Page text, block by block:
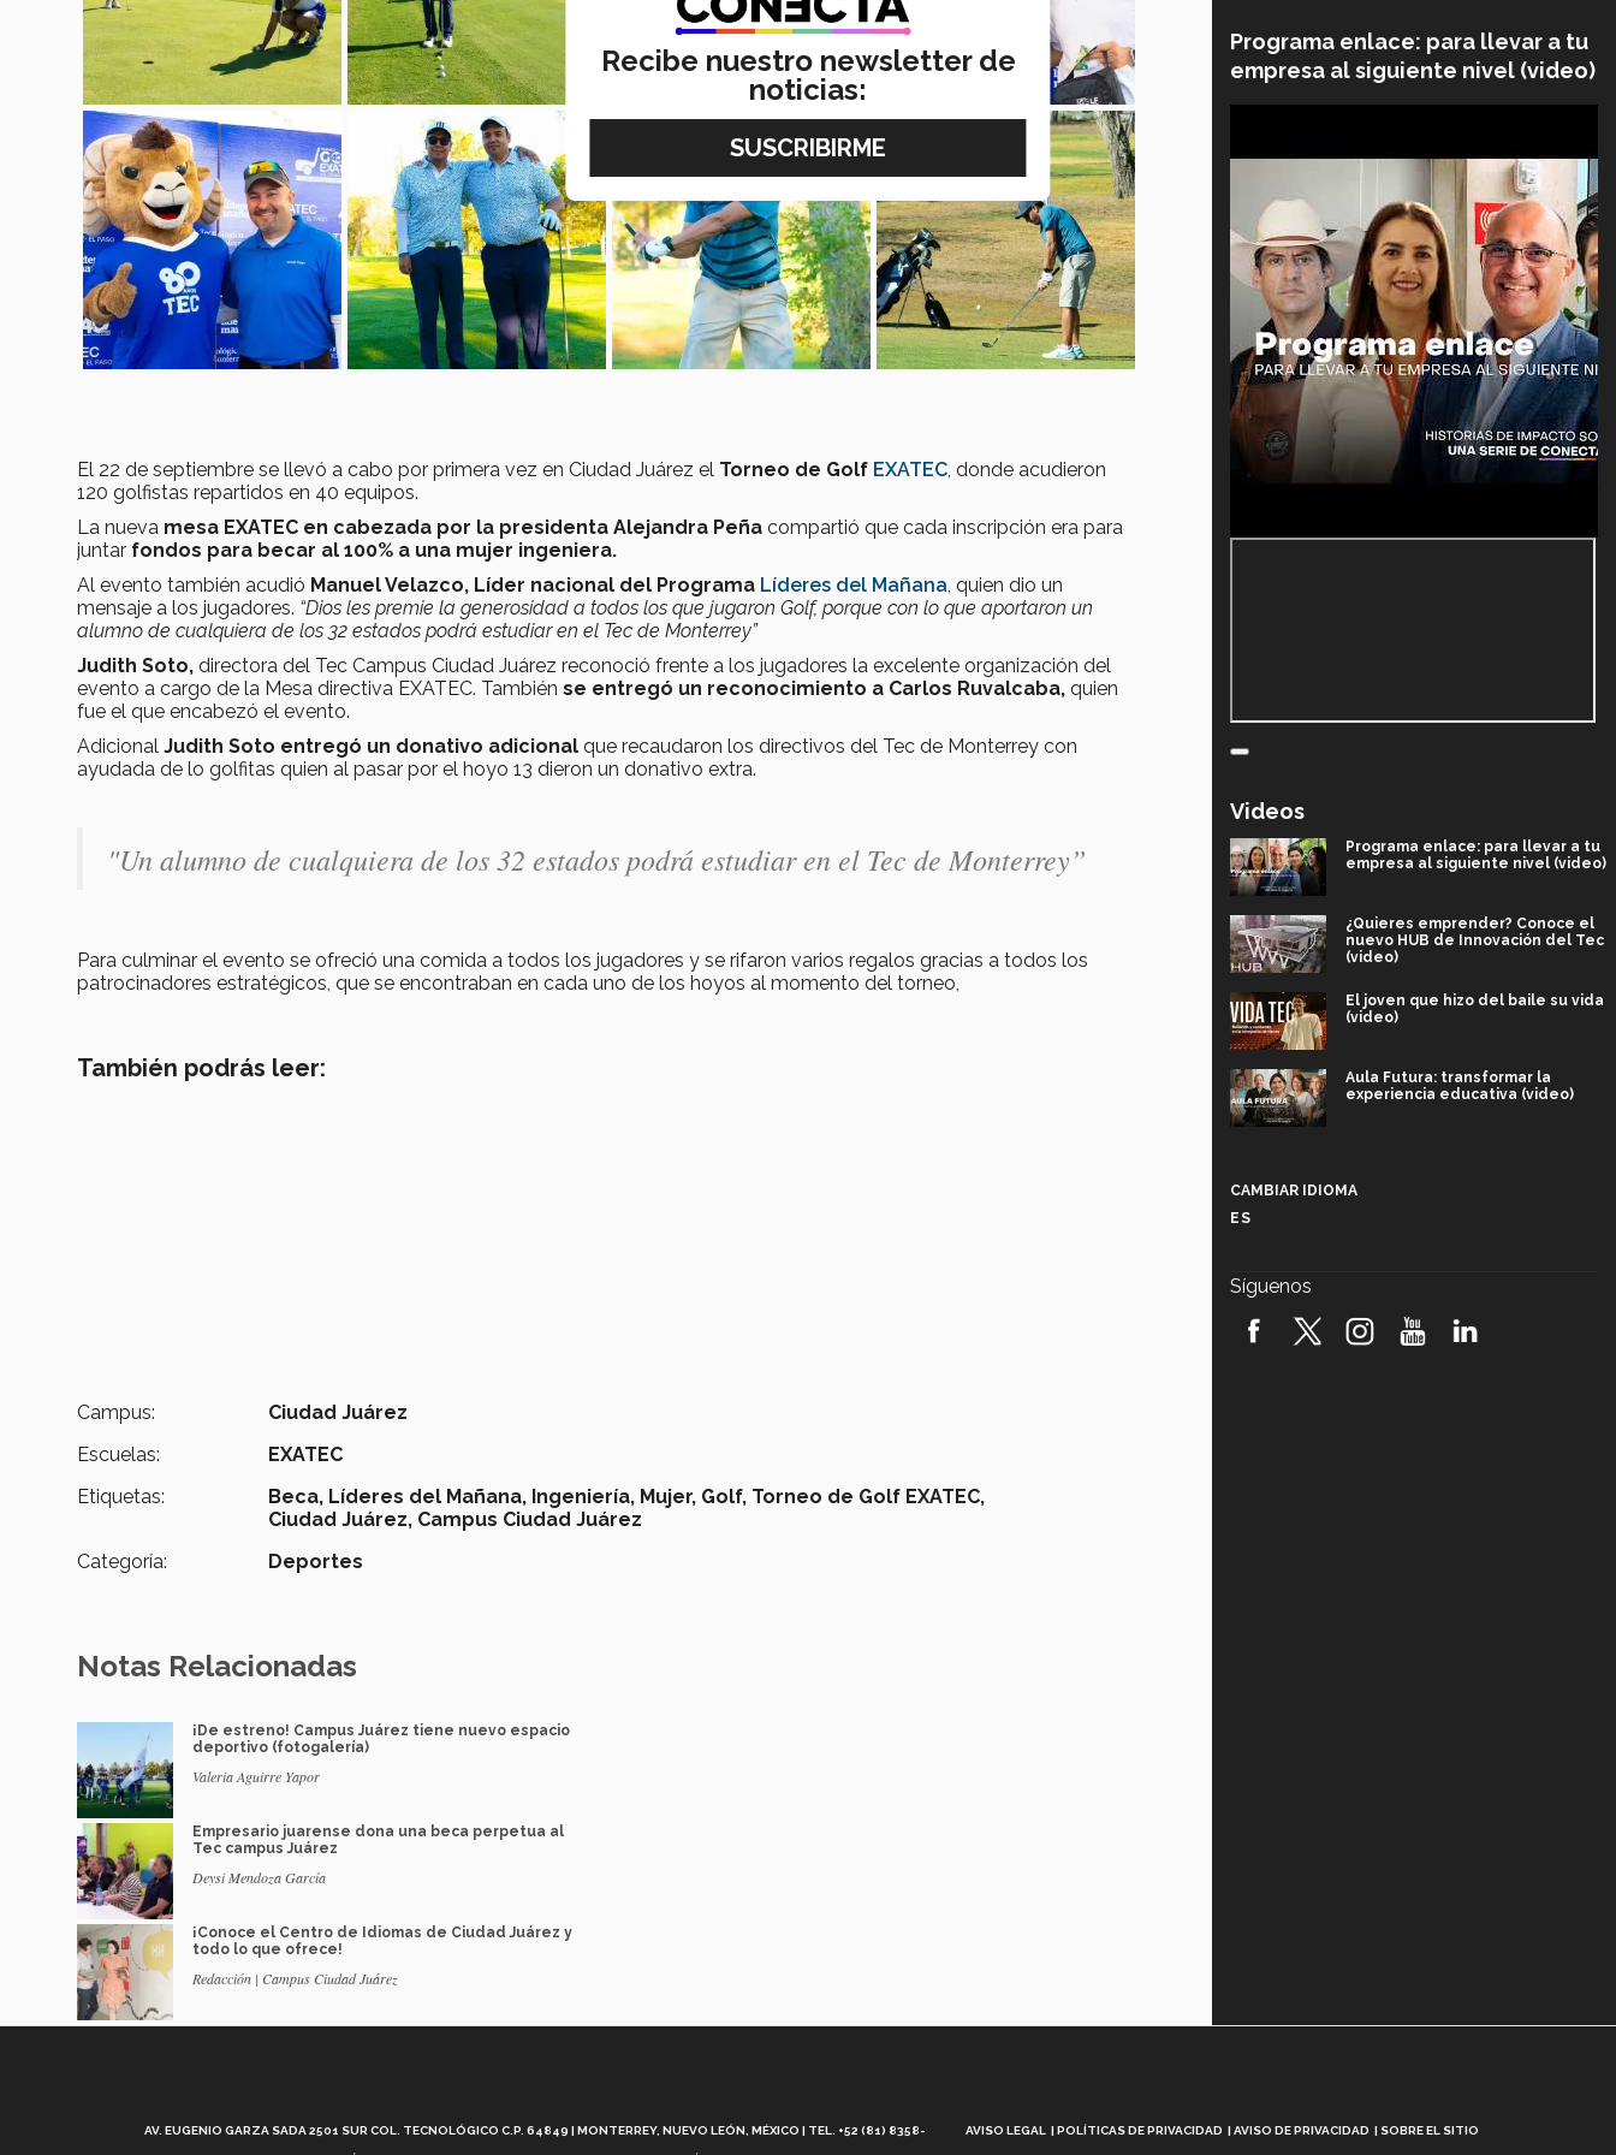
El 22 de septiembre se llevó a cabo por primera vez en Ciudad Juárez el Torneo de Golf EXATEC, donde acudieron
120 golfistas repartidos en 40 equipos.
La nueva mesa EXATEC en cabezada por la presidenta Alejandra Peña compartió que cada inscripción era para
juntar fondos para becar al 100% a una mujer ingeniera.
Al evento también acudió Manuel Velazco, Líder nacional del Programa Líderes del Mañana, quien dio un
mensaje a los jugadores. “Dios les premie la generosidad a todos los que jugaron Golf, porque con lo que aportaron un
alumno de cualquiera de los 32 estados podrá estudiar en el Tec de Monterrey”
Judith Soto, directora del Tec Campus Ciudad Juárez reconoció frente a los jugadores la excelente organización del
evento a cargo de la Mesa directiva EXATEC. También se entregó un reconocimiento a Carlos Ruvalcaba, quien
fue el que encabezó el evento.
Adicional Judith Soto entregó un donativo adicional que recaudaron los directivos del Tec de Monterrey con
ayudada de lo golfitas quien al pasar por el hoyo 13 dieron un donativo extra.
"Un alumno de cualquiera de los 32 estados podrá estudiar en el Tec de Monterrey”
Para culminar el evento se ofreció una comida a todos los jugadores y se rifaron varios regalos gracias a todos los
patrocinadores estratégicos, que se encontraban en cada uno de los hoyos al momento del torneo,
También podrás leer:
Campus:
Ciudad Juárez
Escuelas:
EXATEC
Etiquetas:
Beca, Líderes del Mañana, Ingeniería, Mujer, Golf, Torneo de Golf EXATEC,
Ciudad Juárez, Campus Ciudad Juárez
Categoría:
Deportes
Notas Relacionadas
¡De estreno! Campus Juárez tiene nuevo espacio
deportivo (fotogalería)
Valeria Aguirre Yapor
Empresario juarense dona una beca perpetua al
Tec campus Juárez
Deysi Mendoza García
¡Conoce el Centro de Idiomas de Ciudad Juárez y
todo lo que ofrece!
Redacción | Campus Ciudad Juárez
Programa enlace: para llevar a tu
empresa al siguiente nivel (video)
Videos
Programa enlace: para llevar a tu
empresa al siguiente nivel (video)
¿Quieres emprender? Conoce el
nuevo HUB de Innovación del Tec
(video)
El joven que hizo del baile su vida
(video)
Aula Futura: transformar la
experiencia educativa (video)
robótica FIRST 2026! (video)
CAMBIAR IDIOMA
ES
Síguenos
AV. EUGENIO GARZA SADA 2501 SUR COL. TECNOLÓGICO C.P. 64849 | MONTERREY, NUEVO LEÓN, MÉXICO | TEL. +52 (81) 8358- AVISO LEGAL POLÍTICAS DE PRIVACIDAD AVISO DE PRIVACIDAD SOBRE EL SITIO
Recibe nuestro newsletter de
noticias: